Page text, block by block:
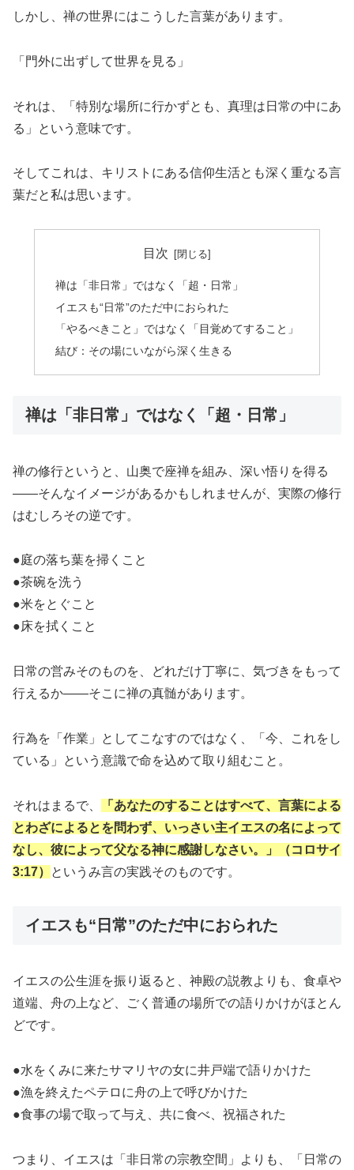
しかし、禅の世界にはこうした言葉があります。
「門外に出ずして世界を見る」
それは、「特別な場所に行かずとも、真理は日常の中にあ
る」という意味です。
そしてこれは、キリストにある信仰生活とも深く重なる言
葉だと私は思います。
目次
禅は「非日常」ではなく「超・日常」
イエスも“日常”のただ中におられた
「やるべきこと」ではなく「目覚めてすること」
結び：その場にいながら深く生きる
禅は「非日常」ではなく「超・日常」
禅の修行というと、山奥で座禅を組み、深い悟りを得る
――そんなイメージがあるかもしれませんが、実際の修行
はむしろその逆です。
●庭の落ち葉を掃くこと
●茶碗を洗う
●米をとぐこと
●床を拭くこと
日常の営みそのものを、どれだけ丁寧に、気づきをもって
行えるか――そこに禅の真髄があります。
行為を「作業」としてこなすのではなく、「今、これをし
ている」という意識で命を込めて取り組むこと。
それはまるで、
「あなたのすることはすべて、言葉による
とわざによるとを問わず、いっさい主イエスの名によって
なし、彼によって父なる神に感謝しなさい。」（コロサイ
3:17）
というみ言の実践そのものです。
イエスも“日常”のただ中におられた
イエスの公生涯を振り返ると、神殿の説教よりも、食卓や
道端、舟の上など、ごく普通の場所での語りかけがほとん
どです。
●水をくみに来たサマリヤの女に井戸端で語りかけた
●漁を終えたペテロに舟の上で呼びかけた
●食事の場で取って与え、共に食べ、祝福された
つまり、イエスは「非日常の宗教空間」よりも、「日常の